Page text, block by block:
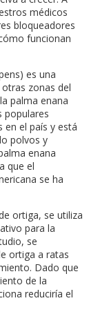
médicos
bloqueadores
funcionan
es una
zonas del
palma enana
populares
en el país y está
polvos y
enana
que el
se ha
ortiga, se utiliza
para la
se
ortiga a ratas
Dado que
de la
reduciría el